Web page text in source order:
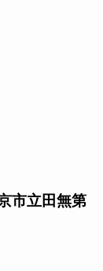
市立田無第